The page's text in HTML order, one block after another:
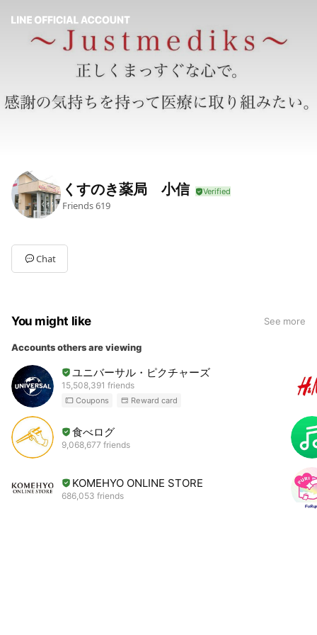
くすのき薬局 小信
Friends619
Chat
You might like See more
Accounts others are viewing
ユニバーサル・ピクチャーズ
15,508,391 friends
Coupons Reward card
食べログ
9,068,677 friends
KOMEHYO ONLINE STORE
686,053 friends